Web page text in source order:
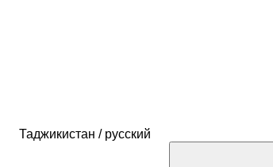
Таджикистан / русский